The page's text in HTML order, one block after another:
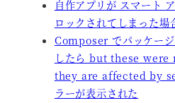
自作アプリが スマート
ロックされてしまった場
Composer でパッケー
したら but these
they are affected by
ラーが表示された